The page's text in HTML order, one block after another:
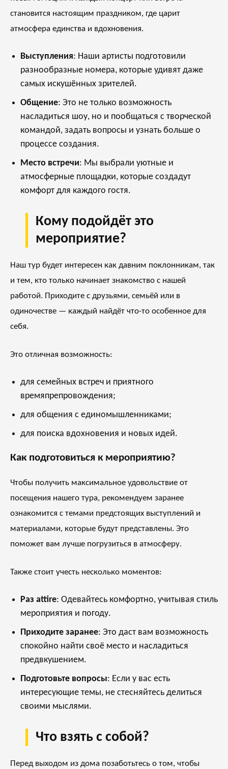
становится настоящим праздником, где царит
атмосфера единства и вдохновения.
Выступления: Наши артисты подготовили
разнообразные номера, которые удивят даже
самых искушённых зрителей.
Общение: Это не только возможность
насладиться шоу, но и пообщаться с творческой
командой, задать вопросы и узнать больше о
процессе создания.
Место встречи: Мы выбрали уютные и
атмосферные площадки, которые создадут
комфорт для каждого гостя.
Кому подойдёт это
мероприятие?
Наш тур будет интересен как давним поклонникам, так
и тем, кто только начинает знакомство с нашей
работой. Приходите с друзьями, семьёй или в
одиночестве — каждый найдёт что-то особенное для
себя.
Это отличная возможность:
для семейных встреч и приятного
времяпрепровождения;
для общения с единомышленниками;
для поиска вдохновения и новых идей.
Как подготовиться к мероприятию?
Чтобы получить максимальное удовольствие от
посещения нашего тура, рекомендуем заранее
ознакомится с темами предстоящих выступлений и
материалами, которые будут представлены. Это
поможет вам лучше погрузиться в атмосферу.
Также стоит учесть несколько моментов:
Раз attire: Одевайтесь комфортно, учитывая стиль
мероприятия и погоду.
Приходите заранее: Это даст вам возможность
спокойно найти своё место и насладиться
предвкушением.
Подготовьте вопросы: Если у вас есть
интересующие темы, не стесняйтесь делиться
своими мыслями.
Что взять с собой?
Перед выходом из дома позаботьтесь о том, чтобы